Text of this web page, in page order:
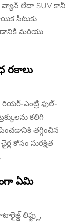
వ్యాన్ లేదా SUV కానీ
సీటుకు
మరియు
రకాలు
ఎంట్రీ ఫుల్-
కలిగి
తగ్గించిన
కోసం సురక్షిత
ఏమి
లిఫ్ట్లు,